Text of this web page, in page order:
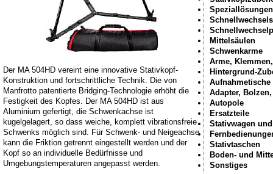
Der MA 504HD vereint eine innovative Stativkopf-
Konstruktion und fortschrittliche Technik. Die von
Manfrotto patentierte Bridging-Technologie erhöht die
Festigkeit des Kopfes. Der MA 504HD ist aus
Aluminium gefertigt, die Schwenkachse ist
kugelgelagert, so dass weiche, komplett vibrationsfreie
Schwenks möglich sind. Für Schwenk- und Neigeachse
kann die Friktion getrennt eingestellt werden und der
Kopf so an individuelle Bedürfnisse und
Umgebungstemperaturen angepasst werden.
Speziallösungen
Mittelsäulen
Schwenkarme
Arme,
Hintergrund-
Aufnahmetische
Adapter,
Autopole
Ersatzteile
Stativwagen
Stativtaschen
Boden- und
Sonstiges